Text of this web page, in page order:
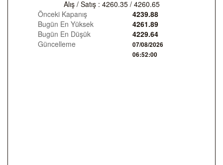
Alış / Satış : 4260.35/ 4260.65
Önceki Kapanış
4239.88
Bugün En Yüksek
4261.89
Bugün En Düşük
4229.64
Güncelleme
07/08/2026
06:52:00